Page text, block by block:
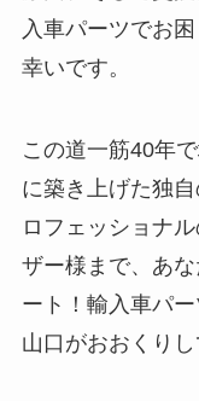
入車パーツでお
幸いです。
この道一筋40年
に築き上げた独
ロフェッショナ
ザー様まで、あ
ート！輸入車パ
山口がおおくりし